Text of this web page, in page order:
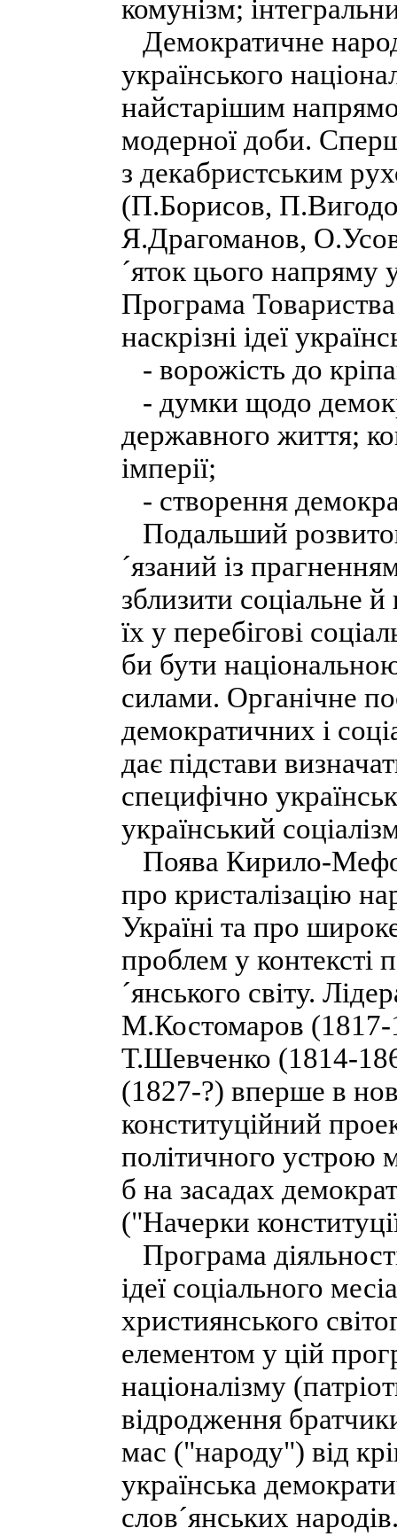
комунізм;
Демократичне
українського
найстарішим
модерної доби.
з декабристським
(П.Борисов,
Я.Драгоманов,
´яток цього напряму
Програма
наскрізні ідеї
- ворожість до
- думки щодо
державного життя;
імперії;
- створення
Подальший
´язаний із
зблизити соціальне
їх у перебігові
би бути
силами. Органічне
демократичних і
дає підстави
специфічно
український
Поява Кирило-
про кристалізацію
Україні та про
проблем у контексті
´янського світу.
М.Костомаров
Т.Шевченко (1814-
(1827-?) вперше в
конституційний
політичного устрою
б на засадах
("Начерки
Програма
ідеї соціального
християнського
елементом у цій
націоналізму
відродження
мас ("народу") від
українська
слов´янських